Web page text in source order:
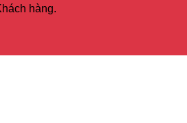
hàng.